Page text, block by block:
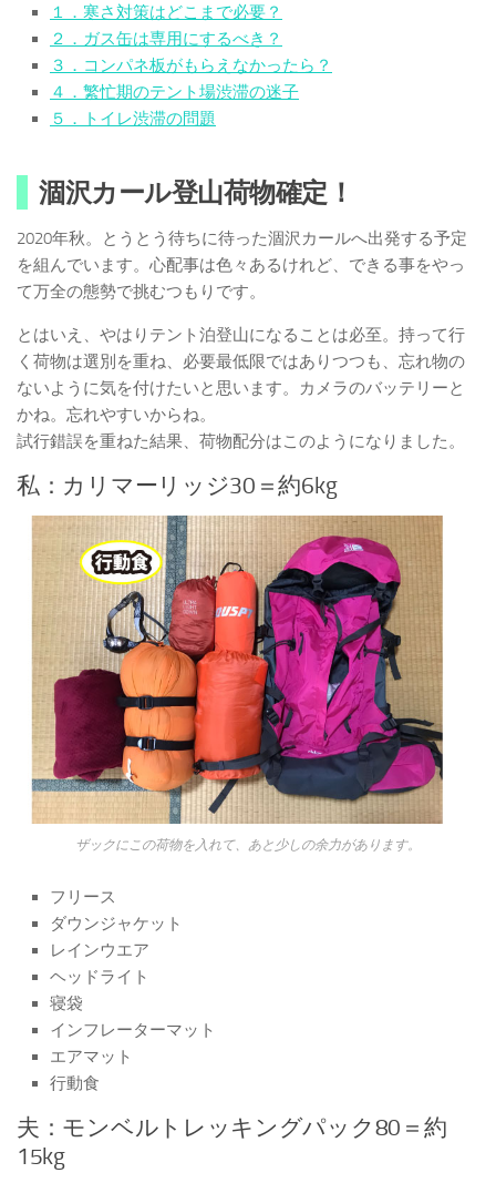
１．寒さ対策はどこまで必要？
２．ガス缶は専用にするべき？
３．コンパネ板がもらえなかったら？
４．繁忙期のテント場渋滞の迷子
５．トイレ渋滞の問題
涸沢カール登山荷物確定！
2020年秋。とうとう待ちに待った涸沢カールへ出発する予定
を組んでいます。心配事は色々あるけれど、できる事をやっ
て万全の態勢で挑むつもりです。
とはいえ、やはりテント泊登山になることは必至。持って行
く荷物は選別を重ね、必要最低限ではありつつも、忘れ物の
ないように気を付けたいと思います。カメラのバッテリーと
かね。忘れやすいからね。
試行錯誤を重ねた結果、荷物配分はこのようになりました。
私：カリマーリッジ30＝約6kg
ザックにこの荷物を入れて、あと少しの余力があります。
フリース
ダウンジャケット
レインウエア
ヘッドライト
寝袋
インフレーターマット
エアマット
行動食
夫：モンベルトレッキングパック80＝約
15kg